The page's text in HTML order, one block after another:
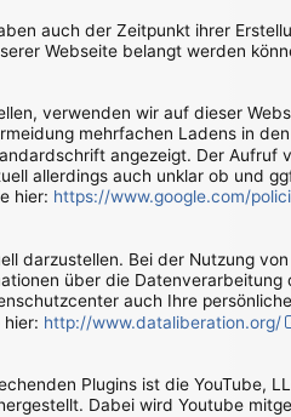
auch der Zeitpunkt ihrer
Webseite belangt werden
verwenden wir auf dieser
mehrfachen Ladens in
angezeigt. Der
allerdings auch unklar ob und
hier: https://www.google.com/
darzustellen. Bei der Nutzung
über die Datenverarbeitung
auch Ihre
http://www.dataliberation.org/
Plugins ist die YouTube,
Dabei wird Youtube